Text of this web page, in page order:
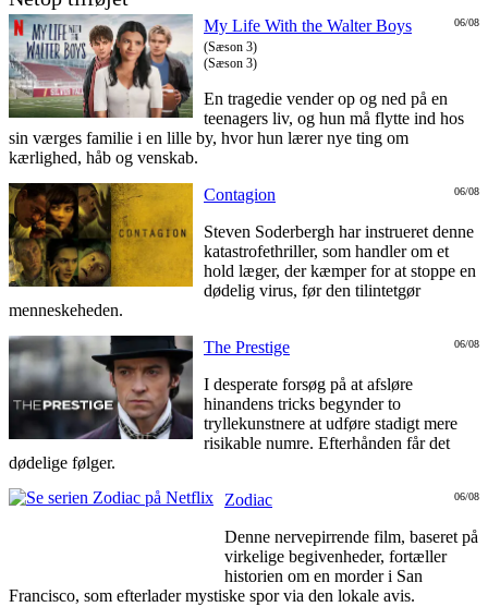
06/08
My Life With the Walter Boys
(Sæson 3)
(Sæson 3)
En tragedie vender op og ned på en
teenagers liv, og hun må flytte ind hos
sin værges familie i en lille by, hvor hun lærer nye ting om
kærlighed, håb og venskab.
06/08
Contagion
Steven Soderbergh har instrueret denne
katastrofethriller, som handler om et
hold læger, der kæmper for at stoppe en
dødelig virus, før den tilintetgør
menneskeheden.
06/08
The Prestige
I desperate forsøg på at afsløre
hinandens tricks begynder to
tryllekunstnere at udføre stadigt mere
risikable numre. Efterhånden får det
dødelige følger.
06/08
Zodiac
Denne nervepirrende film, baseret på
virkelige begivenheder, fortæller
historien om en morder i San
Francisco, som efterlader mystiske spor via den lokale avis.